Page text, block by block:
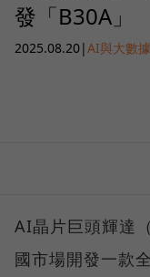
發「B30A」
2025.08.20|AI與大數據
AI晶片巨頭輝達
國市場開發一款